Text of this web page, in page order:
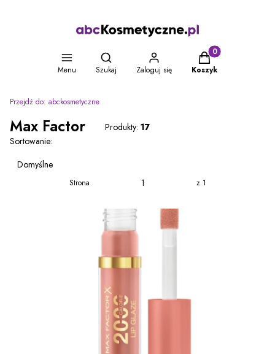
Menu
Otwórz wyszukiwarkę
Szukaj Zaloguj się
Produkty w
Koszyk
Przejdź do: abckosmetyczne
Max Factor Produkty: 17
Lista produktów
Sortowanie:
Domyślne
Strona z 1